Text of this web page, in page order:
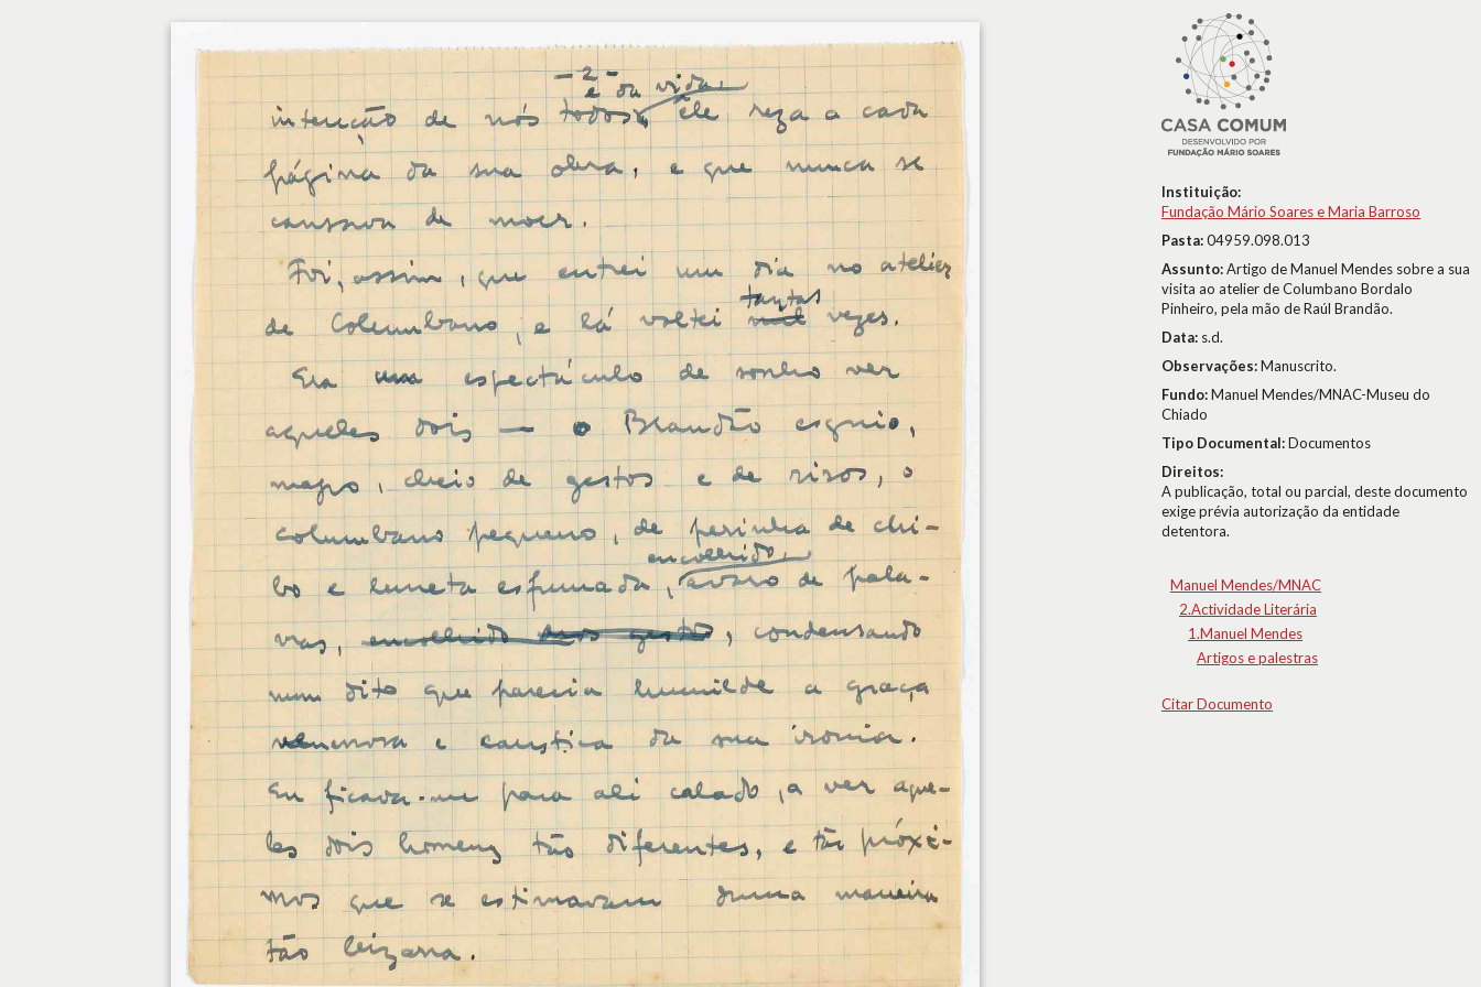
Instituição:
Fundação Mário Soares e Maria Barroso
Pasta:04959.098.013
Assunto:Artigo de Manuel Mendes sobre a sua
visita ao atelier de Columbano Bordalo
Pinheiro, pela mão de Raúl Brandão.
Data: s.d.
Observações:Manuscrito.
Fundo:Manuel Mendes/MNAC-Museu do
Chiado
Tipo Documental:Documentos
Direitos:
A publicação, total ou parcial, deste documento
exige prévia autorização da entidade
detentora.
Manuel Mendes/MNAC
2.Actividade Literária
1.Manuel Mendes
Artigos e palestras
Citar Documento